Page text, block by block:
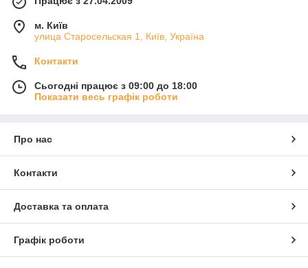
м. Київ
улица Старосельская 1, Київ, Україна
Контакти
Сьогодні працює з 09:00 до 18:00
Показати весь графік роботи
Про нас
Контакти
Доставка та оплата
Графік роботи